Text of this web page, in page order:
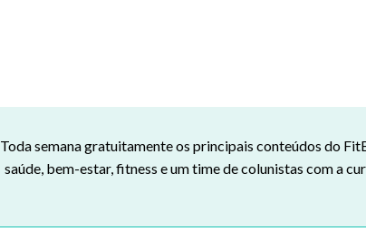
Toda semana gratuitamente os principais conteúdos do
saúde, bem-estar, fitness e um time de colunistas com a